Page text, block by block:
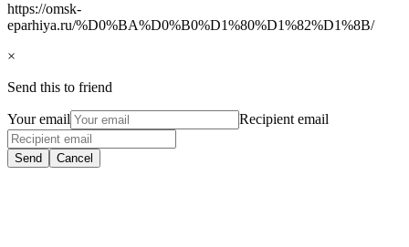
https://omsk-
eparhiya.ru/%D0%BA%D0%B0%D1%80%D1%82%D1%8B/
×
Send this to friend
Your email Recipient email
Send Cancel